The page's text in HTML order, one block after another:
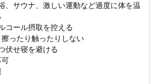
、サウナ、激しい運動など過度に体を温
コール摂取を控える
擦ったり触ったりしない
伏せ寝を避ける
可